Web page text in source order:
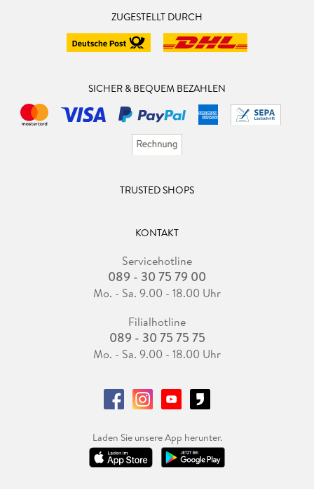
ZUGESTELLT DURCH
SICHER & BEQUEM BEZAHLEN
TRUSTED SHOPS
KONTAKT
Servicehotline
089 - 30 75 79 00
Mo. - Sa. 9.00 - 18.00 Uhr
Filialhotline
089 - 30 75 75 75
Mo. - Sa. 9.00 - 18.00 Uhr
Laden Sie unsere App herunter.